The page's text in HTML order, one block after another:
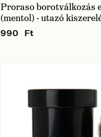
Proraso borotválkozás
(mentol) - utazó
990 Ft